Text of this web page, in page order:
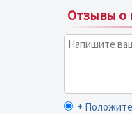
Отзывы о
+